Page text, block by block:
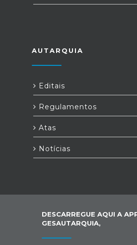
AUTARQUIA
Editais
Regulamentos
Atas
Notícias
DESCARREGUE AQUI A
GESAUTARQUIA,